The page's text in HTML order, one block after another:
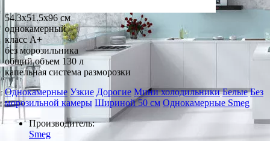
54.3x51.5x96 см
однокамерный
класс A+
без морозильника
общий объем 130 л
капельная система разморозки
Однокамерные Узкие Дорогие Мини холодильники Белые Без
морозильной камеры Шириной 50 см Однокамерные Smeg
Производитель:
Smeg